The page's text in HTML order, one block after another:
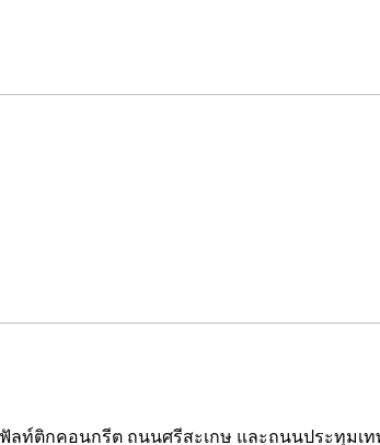
ลท์ติกคอนกรีต ถนนศรีสะเกษ และถนนประทุมเ